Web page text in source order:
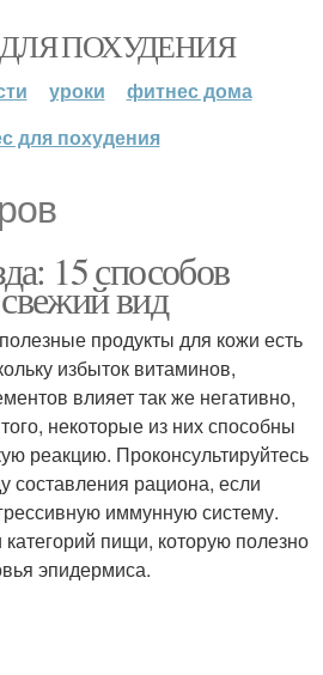
ПОХУДЕНИЯ
уроки
фитнес дома
для похудения
15 способов
вид
продукты для кожи есть
избыток витаминов,
влияет так же негативно,
некоторые из них способны
реакцию. Проконсультируйтесь
составления рациона, если
иммунную систему.
пищи, которую полезно
эпидермиса.